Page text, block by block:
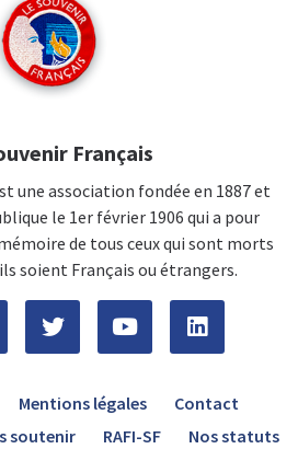
Français
une association fondée en 1887 et
le 1er février 1906 qui a pour
de tous ceux qui sont morts
soient Français ou étrangers.
Mentions légales
Contact
soutenir RAFI-SF Nos statuts